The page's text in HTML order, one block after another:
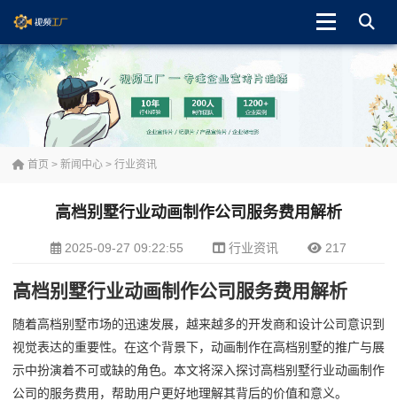
首页 > 新闻中心 > 行业资讯
高档别墅行业动画制作公司服务费用解析
2025-09-27 09:22:55 行业资讯 217
高档别墅行业动画制作公司服务费用解析
随着高档别墅市场的迅速发展，越来越多的开发商和设计公司意识到
视觉表达的重要性。在这个背景下，动画制作在高档别墅的推广与展
示中扮演着不可或缺的角色。本文将深入探讨高档别墅行业动画制作
公司的服务费用，帮助用户更好地理解其背后的价值和意义。